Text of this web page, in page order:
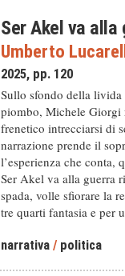
Ser Akel va alla
Umberto
2025, pp. 120
Sullo sfondo della
piombo, Michele Giorgi
frenetico intrecciarsi di
narrazione prende il
l’esperienza che conta,
Ser Akel va alla guerra
spada, volle sfiorare la
tre quarti fantasia e per
narrativa / politica